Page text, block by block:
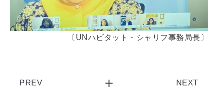
〔UNハビタット・シャリフ事務局長〕
PREV NEXT